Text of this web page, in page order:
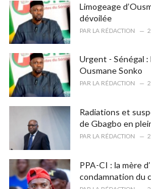
Limogeage
dévoilée
PAR LA RÉDACTION
Urgent - Sénégal :
Ousmane Sonko
PAR LA RÉDACTION
Radiations et
de Gbagbo en
PAR LA RÉDACTION
PPA-CI : la mère
condamnation du